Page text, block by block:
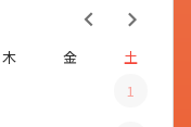
木 金
土
1